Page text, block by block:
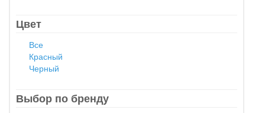
Цвет
Все
Красный
Черный
Выбор по бренду